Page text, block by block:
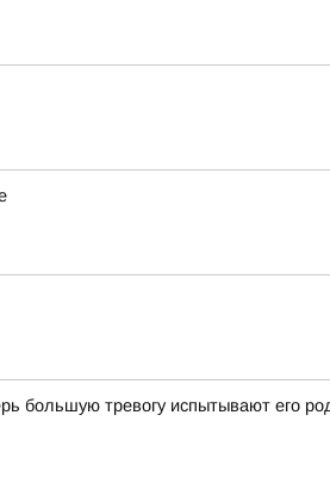
большую тревогу испытывают его